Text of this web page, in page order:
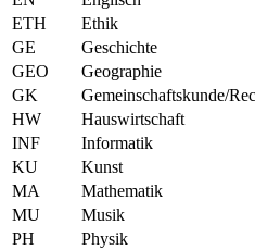
ETH
Ethik
GE
Geschichte
GEO
Geographie
GK
Gemeinschaftskunde/
HW
Hauswirtschaft
INF
Informatik
KU
Kunst
MA
Mathematik
MU
Musik
PH
Physik